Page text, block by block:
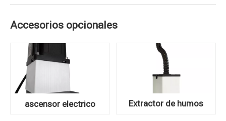
Accesorios opcionales
ascensor electrico Extractor de humos